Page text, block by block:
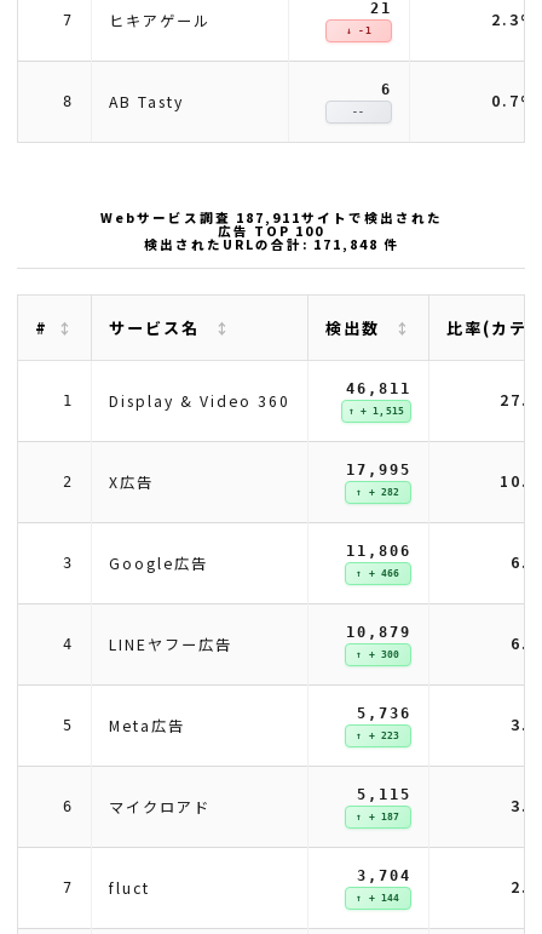
7 ヒキアゲール
21
↓ -1 2.3%
8 AB Tasty
6
-- 0.7%
Webサービス調査 187,911サイトで検出された
広告 TOP 100
検出されたURLの合計: 171,848 件
# サービス名 検出数 比率(カテ
1 Display & Video 360
46,811
↑ + 1,515
2 X広告
17,995
↑ + 282
3 Google広告
11,806
↑ + 466
4 LINEヤフー広告
10,879
↑ + 300
5 Meta広告
5,736
↑ + 223
6 マイクロアド
5,115
↑ + 187
7 fluct
3,704
↑ + 144